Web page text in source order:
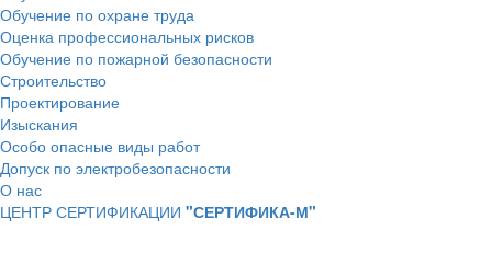
Обучение по охране труда
Оценка профессиональных рисков
Обучение по пожарной безопасности
Строительство
Проектирование
Изыскания
Особо опасные виды работ
Допуск по электробезопасности
О нас
ЦЕНТР СЕРТИФИКАЦИИ "СЕРТИФИКА-М"